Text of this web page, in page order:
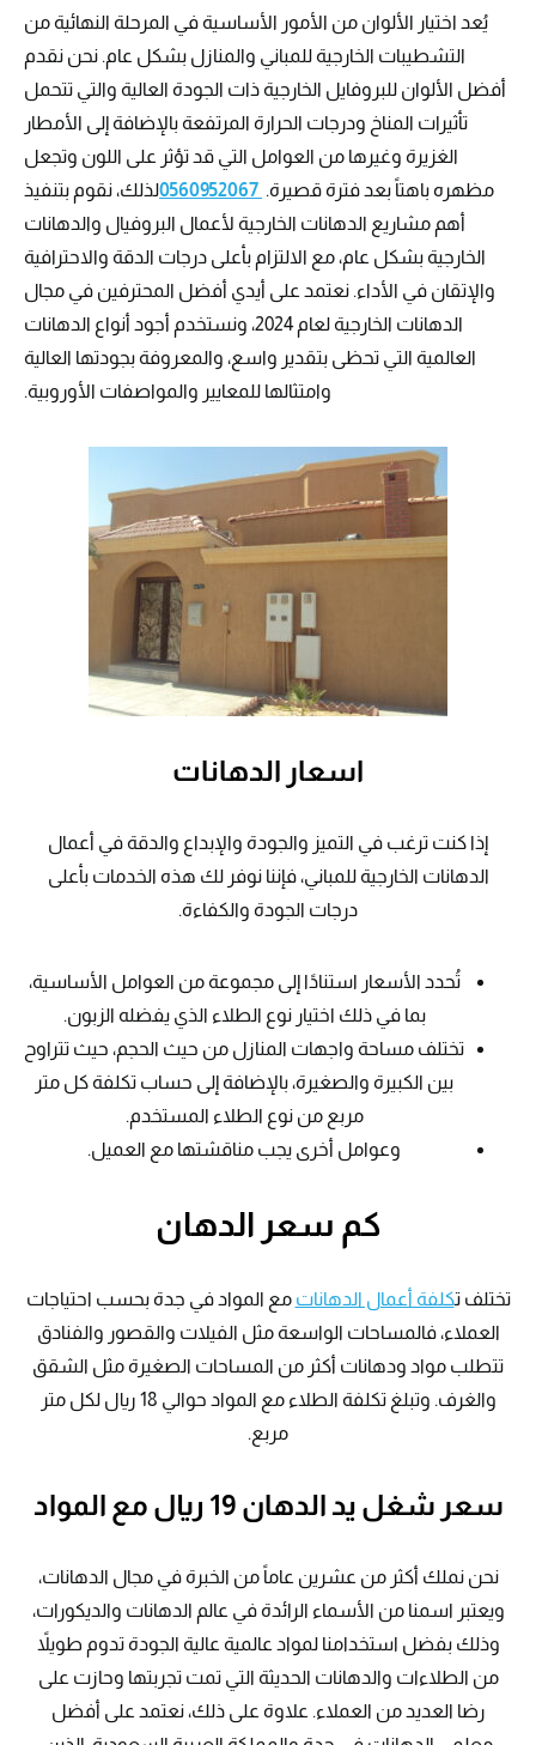
يُعد اختيار الألوان من الأمور الأساسية في المرحلة النهائية من
التشطيبات الخارجية للمباني والمنازل بشكل عام. نحن نقدم
أفضل الألوان للبروفايل الخارجية ذات الجودة العالية والتي تتحمل
تأثيرات المناخ ودرجات الحرارة المرتفعة بالإضافة إلى الأمطار
الغزيرة وغيرها من العوامل التي قد تؤثر على اللون وتجعل
مظهره باهتاً بعد فترة قصيرة.
لذلك، نقوم بتنفيذ
أهم مشاريع الدهانات الخارجية لأعمال البروفيال والدهانات
الخارجية بشكل عام، مع الالتزام بأعلى درجات الدقة والاحترافية
والإتقان في الأداء. نعتمد على أيدي أفضل المحترفين في مجال
الدهانات الخارجية لعام 2024، ونستخدم أجود أنواع الدهانات
العالمية التي تحظى بتقدير واسع، والمعروفة بجودتها العالية
وامتثالها للمعايير والمواصفات الأوروبية.
اسعار الدهانات
إذا كنت ترغب في التميز والجودة والإبداع والدقة في أعمال
الدهانات الخارجية للمباني، فإننا نوفر لك هذه الخدمات بأعلى
درجات الجودة والكفاءة.
تُحدد الأسعار استنادًا إلى مجموعة من العوامل الأساسية،
بما في ذلك اختيار نوع الطلاء الذي يفضله الزبون.
تختلف مساحة واجهات المنازل من حيث الحجم، حيث تتراوح
بين الكبيرة والصغيرة، بالإضافة إلى حساب تكلفة كل متر
مربع من نوع الطلاء المستخدم.
وعوامل أخرى يجب مناقشتها مع العميل.
كم سعر الدهان
تختلف تكلفة أعمال الدهانات مع المواد في جدة بحسب احتياجات
العملاء، فالمساحات الواسعة مثل الفيلات والقصور والفنادق
تتطلب مواد ودهانات أكثر من المساحات الصغيرة مثل الشقق
والغرف. وتبلغ تكلفة الطلاء مع المواد حوالي 18 ريال لكل متر
مربع.
سعر شغل يد الدهان 19 ريال مع المواد
نحن نملك أكثر من عشرين عاماً من الخبرة في مجال الدهانات،
ويعتبر اسمنا من الأسماء الرائدة في عالم الدهانات والديكورات،
وذلك بفضل استخدامنا لمواد عالمية عالية الجودة تدوم طويلاً
من الطلاءات والدهانات الحديثة التي تمت تجربتها وحازت على
رضا العديد من العملاء. علاوة على ذلك، نعتمد على أفضل